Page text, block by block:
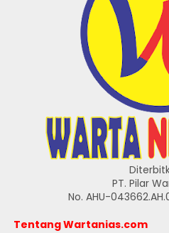
PT. Pilar
No. AHU-
Tentang Wartanias.com